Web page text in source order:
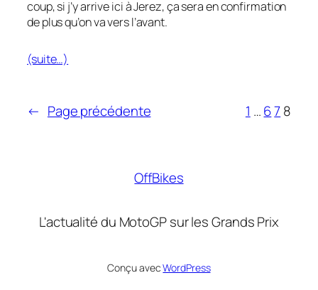
coup, si j’y arrive ici à Jerez, ça sera en confirmation
de plus qu’on va vers l’avant.
(suite…)
← Page précédente 1 …678
OffBikes
L'actualité du MotoGP sur les Grands Prix
Conçu avecWordPress